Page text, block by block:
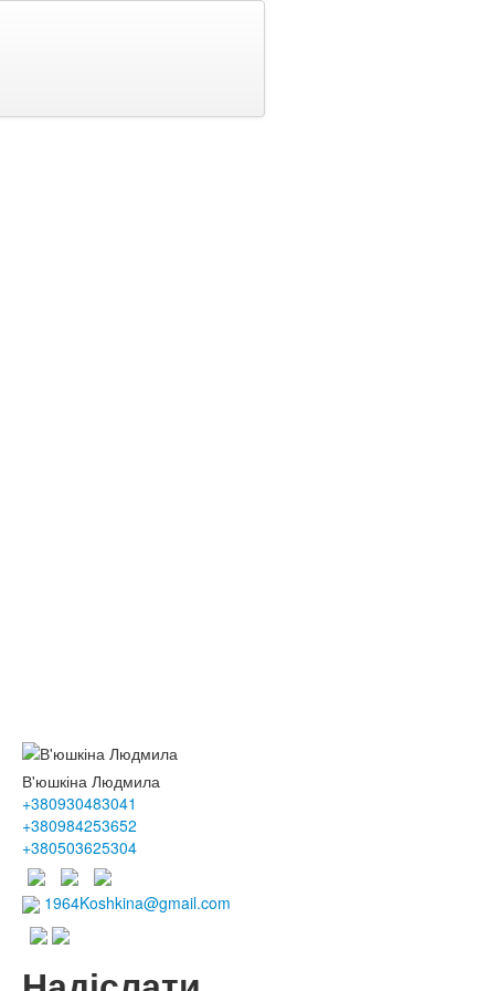
В'юшкіна Людмила
+380930483041
+380984253652
+380503625304
1964Koshkina@gmail.com